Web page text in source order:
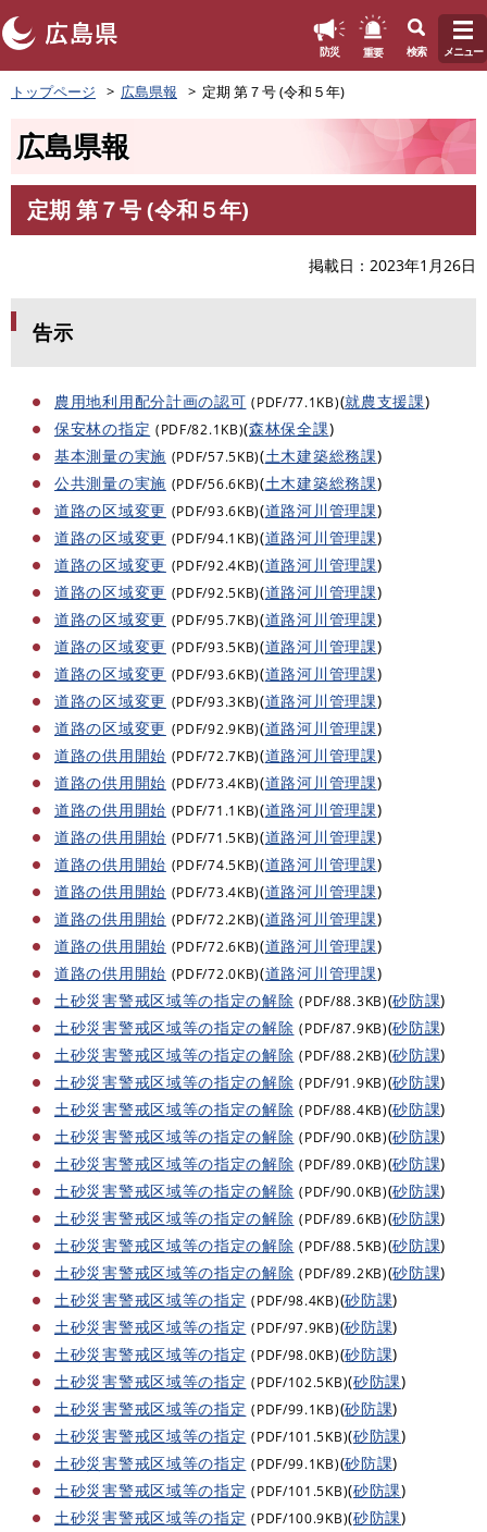
ペ
ー
頭
す
防災 重要 検索 メニュー
トップページ 広島県報 定期 第７号 (令和５年)
広島県報
文
定期 第７号 (令和５年)
掲載日 2023年1月26日
告示
農用地利用配分計画の認可 (PDF/77.1KB)(就農支援課)
保安林の指定 (PDF/82.1KB)(森林保全課)
基本測量の実施 (PDF/57.5KB)(土木建築総務課)
公共測量の実施 (PDF/56.6KB)(土木建築総務課)
道路の区域変更 (PDF/93.6KB)(道路河川管理課)
道路の区域変更 (PDF/94.1KB)(道路河川管理課)
道路の区域変更 (PDF/92.4KB)(道路河川管理課)
道路の区域変更 (PDF/92.5KB)(道路河川管理課)
道路の区域変更 (PDF/95.7KB)(道路河川管理課)
道路の区域変更 (PDF/93.5KB)(道路河川管理課)
道路の区域変更 (PDF/93.6KB)(道路河川管理課)
道路の区域変更 (PDF/93.3KB)(道路河川管理課)
道路の区域変更 (PDF/92.9KB)(道路河川管理課)
道路の供用開始 (PDF/72.7KB)(道路河川管理課)
道路の供用開始 (PDF/73.4KB)(道路河川管理課)
道路の供用開始 (PDF/71.1KB)(道路河川管理課)
道路の供用開始 (PDF/71.5KB)(道路河川管理課)
道路の供用開始 (PDF/74.5KB)(道路河川管理課)
道路の供用開始 (PDF/73.4KB)(道路河川管理課)
道路の供用開始 (PDF/72.2KB)(道路河川管理課)
道路の供用開始 (PDF/72.6KB)(道路河川管理課)
道路の供用開始 (PDF/72.0KB)(道路河川管理課)
土砂災害警戒区域等の指定の解除 (PDF/88.3KB)(砂防課)
土砂災害警戒区域等の指定の解除 (PDF/87.9KB)(砂防課)
土砂災害警戒区域等の指定の解除 (PDF/88.2KB)(砂防課)
土砂災害警戒区域等の指定の解除 (PDF/91.9KB)(砂防課)
土砂災害警戒区域等の指定の解除 (PDF/88.4KB)(砂防課)
土砂災害警戒区域等の指定の解除 (PDF/90.0KB)(砂防課)
土砂災害警戒区域等の指定の解除 (PDF/89.0KB)(砂防課)
土砂災害警戒区域等の指定の解除 (PDF/90.0KB)(砂防課)
土砂災害警戒区域等の指定の解除 (PDF/89.6KB)(砂防課)
土砂災害警戒区域等の指定の解除 (PDF/88.5KB)(砂防課)
土砂災害警戒区域等の指定の解除 (PDF/89.2KB)(砂防課)
土砂災害警戒区域等の指定 (PDF/98.4KB)(砂防課)
土砂災害警戒区域等の指定 (PDF/97.9KB)(砂防課)
土砂災害警戒区域等の指定 (PDF/98.0KB)(砂防課)
土砂災害警戒区域等の指定 (PDF/102.5KB)(砂防課)
土砂災害警戒区域等の指定 (PDF/99.1KB)(砂防課)
土砂災害警戒区域等の指定 (PDF/101.5KB)(砂防課)
土砂災害警戒区域等の指定 (PDF/99.1KB)(砂防課)
土砂災害警戒区域等の指定 (PDF/101.5KB)(砂防課)
土砂災害警戒区域等の指定 (PDF/100.9KB)(砂防課)